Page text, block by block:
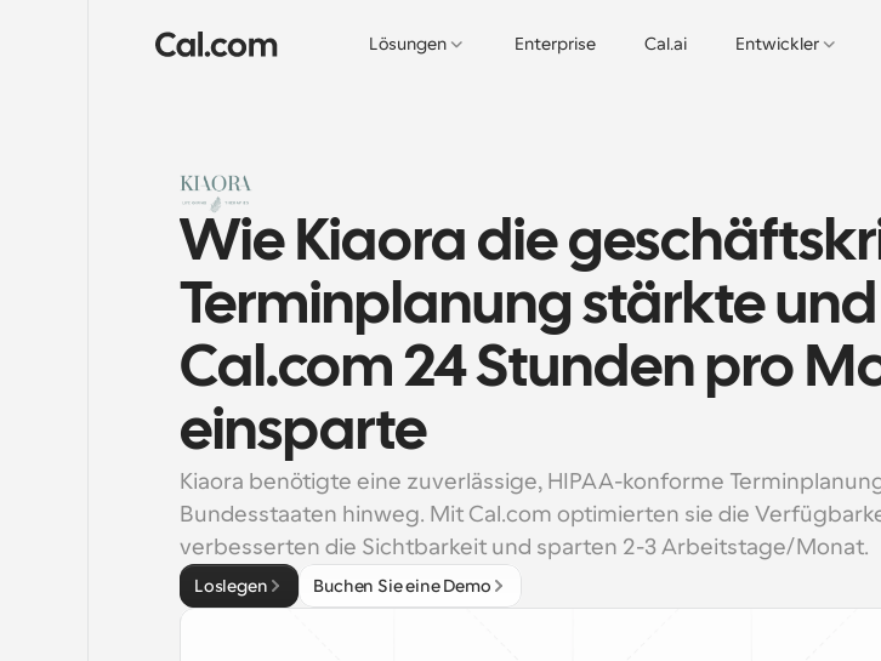
Lösungen Enterprise Cal.ai Entwickler
Wie Kiaora die
Terminplanung stärkte
Cal.com 24 Stunden pro
einsparte
Kiaora benötigte eine zuverlässige, HIPAA-konforme
Bundesstaaten hinweg. Mit Cal.com optimierten sie die
verbesserten die Sichtbarkeit und sparten 2-3 Arbeitstage/Monat.
Loslegen Buchen Sie eine Demo